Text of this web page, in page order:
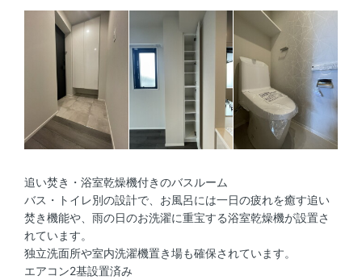
追い焚き・浴室乾燥機付きのバスルーム
バス・トイレ別の設計で、お風呂には一日の疲れを癒す追い
焚き機能や、雨の日のお洗濯に重宝する浴室乾燥機が設置さ
れています。
独立洗面所や室内洗濯機置き場も確保されています。
エアコン2基設置済み